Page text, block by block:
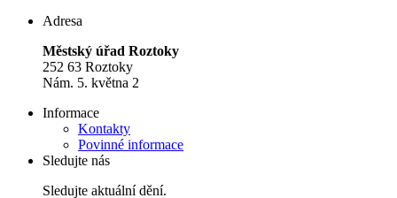
Adresa
Městský úřad Roztoky
252 63 Roztoky
Nám. 5. května 2
Informace
Kontakty
Povinné informace
Sledujte nás
Sledujte aktuální dění.